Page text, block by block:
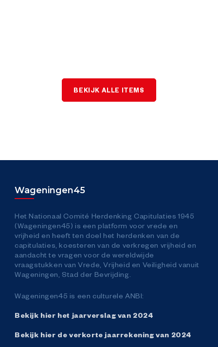
BEKIJK ALLE ITEMS
Wageningen45
Het Nationaal Comité Herdenking Capitulaties 1945
(Wageningen45) is een platform voor vrede en
vrijheid en heeft ten doel het herdenken van de
capitulaties, koesteren van de verkregen vrijheid en
aandacht te vragen voor de wereldwijde
vraagstukken van Vrede, Vrijheid en Veiligheid vanuit
Wageningen, Stad der Bevrijding.
Wageningen45 is een culturele ANBI:
Bekijk hier het jaarverslag van 2024
Bekijk hier de verkorte jaarrekening van 2024